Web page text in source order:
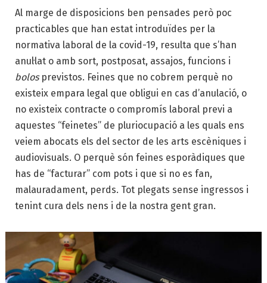
Al marge de disposicions ben pensades però poc
practicables que han estat introduïdes per la
normativa laboral de la covid-19, resulta que s’han
anul·lat o amb sort, postposat, assajos, funcions i
bolosprevistos. Feines que no cobrem perquè no
existeix empara legal que obligui en cas d’anulació, o
no existeix contracte o compromís laboral previ a
aquestes “feinetes” de pluriocupació a les quals ens
veiem abocats els del sector de les arts escèniques i
audiovisuals. O perquè són feines esporàdiques que
has de “facturar” com pots i que si no es fan,
malauradament, perds. Tot plegats sense ingressos i
tenint cura dels nens i de la nostra gent gran.